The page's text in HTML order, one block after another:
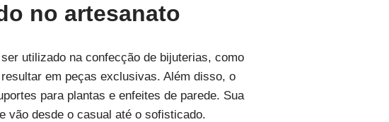
no artesanato
utilizado na confecção de bijuterias, como
em peças exclusivas. Além disso, o
para plantas e enfeites de parede. Sua
vão desde o casual até o sofisticado.